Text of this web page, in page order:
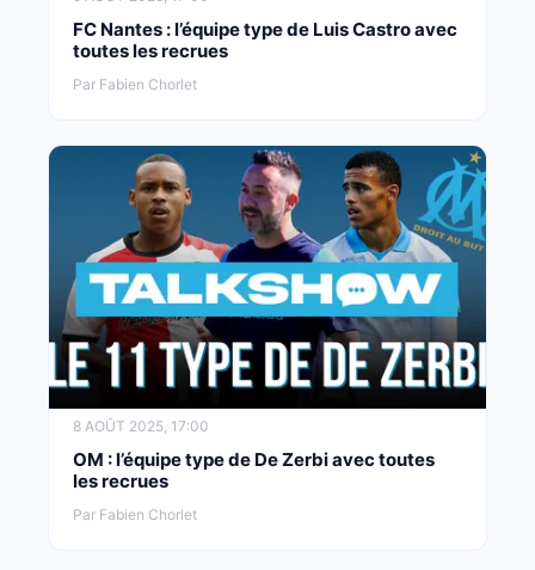
FC Nantes : l’équipe type de Luis Castro avec
toutes les recrues
Par Fabien Chorlet
8 AOÛT 2025, 17:00
OM : l’équipe type de De Zerbi avec toutes
les recrues
Par Fabien Chorlet